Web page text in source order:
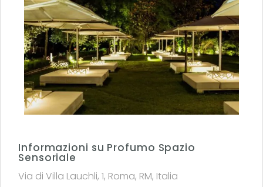
Informazioni su Profumo Spazio
Sensoriale
Via di Villa Lauchli, 1, Roma, RM, Italia